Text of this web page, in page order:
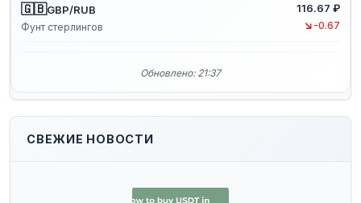
🇬🇧GBP/RUB
Фунт стерлингов
116.67 ₽
↘ -0.67
Обновлено: 21:37
СВЕЖИЕ НОВОСТИ